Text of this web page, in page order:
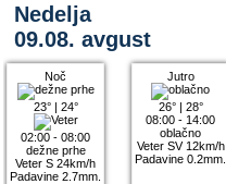
Nedelja
09.08. avgust
Noč
23°| 24°
02:00 - 08:00
dežne prhe
Veter S 24km/h
Padavine 2.7mm.
Jutro
26°| 28°
08:00 - 14:00
oblačno
Veter SV 12km/h
Padavine 0.2mm.